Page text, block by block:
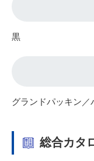
黒
グランドパッキン／
総合カタ